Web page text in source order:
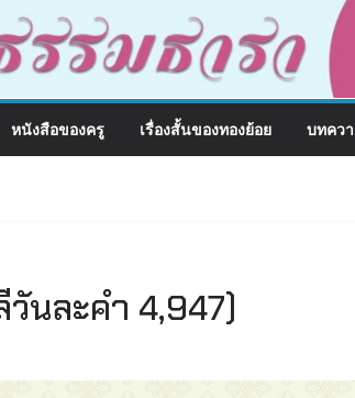
หนังสือของครู เรื่องสั้นของทองย้อย บทคว
นละคำ 4,947)